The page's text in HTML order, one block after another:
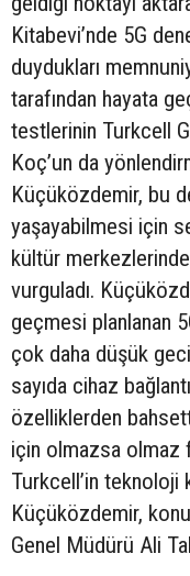
Kitabevi’nde 5G
duydukları
tarafından hayata
testlerinin Turkcell
Koç’un da
Küçüközdemir, bu
yaşayabilmesi için
kültür
vurguladı.
geçmesi planlanan
çok daha düşük
sayıda cihaz
özelliklerden
için olmazsa olmaz
Turkcell’in teknoloji
Küçüközdemir,
Genel Müdürü Ali